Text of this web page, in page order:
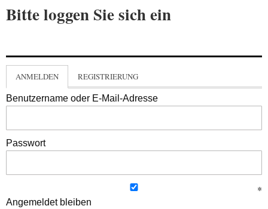
Bitte loggen Sie sich ein
ANMELDEN REGISTRIERUNG
Benutzername oder E-Mail-Adresse
Passwort
Angemeldet bleiben